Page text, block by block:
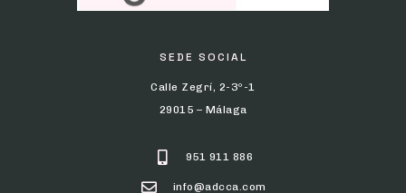
SEDE SOCIAL
Calle Zegrí, 2-3º-1
29015 – Málaga
951 911 886
info@adcca.com